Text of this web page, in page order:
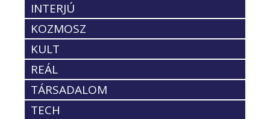
INTERJÚ
KOZMOSZ
KULT
REÁL
TÁRSADALOM
TECH